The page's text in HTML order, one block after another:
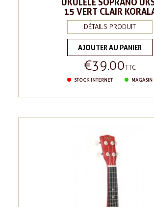
15 VERT CLAIR
DÉTAILS PRODUIT
AJOUTER AU PANIER
Price
€39.00TTC
STOCK INTERNET MAGASIN